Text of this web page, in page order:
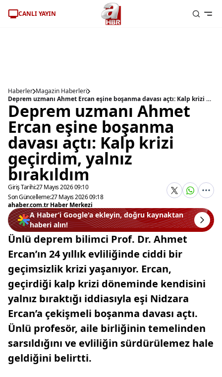
CANLI YAYIN
Haberler Magazin Haberleri
Deprem uzmanı Ahmet Ercan eşine boşanma davası açtı: Kalp krizi geçirdim, yalnız bırakıldım
Deprem uzmanı Ahmet
Ercan eşine boşanma
davası açtı: Kalp krizi
geçirdim, yalnız
bırakıldım
Giriş Tarihi:27 Mayıs 2026 09:10
Son Güncelleme:27 Mayıs 2026 09:18
ahaber.com.tr Haber Merkezi
A Haber’i Google'a ekleyin, doğru kaynaktan
haberi alın!
Ünlü deprem bilimci Prof. Dr. Ahmet
Ercan’ın 24 yıllık evliliğinde ciddi bir
geçimsizlik krizi yaşanıyor. Ercan,
geçirdiği kalp krizi döneminde kendisini
yalnız bıraktığı iddiasıyla eşi Nidzara
Ercan’a çekişmeli boşanma davası açtı.
Ünlü profesör, aile birliğinin temelinden
sarsıldığını ve evliliğin sürdürülemez hale
geldiğini belirtti.